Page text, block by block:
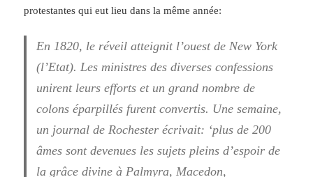
protestantes qui eut lieu dans la même année:
En 1820, le réveil atteignit l’ouest de New York
(l’Etat). Les ministres des diverses confessions
unirent leurs efforts et un grand nombre de
colons éparpillés furent convertis. Une semaine,
un journal de Rochester écrivait: ‘plus de 200
âmes sont devenues les sujets pleins d’espoir de
la grâce divine à Palmyra, Macedon,